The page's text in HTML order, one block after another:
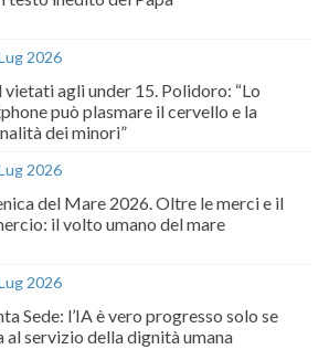
2026
vietati agli under 15. Polidoro: “Lo
può plasmare il cervello e la
dei minori”
2026
del Mare 2026. Oltre le merci e il
il volto umano del mare
2026
Sede: l’IA è vero progresso solo se
al servizio della dignità umana